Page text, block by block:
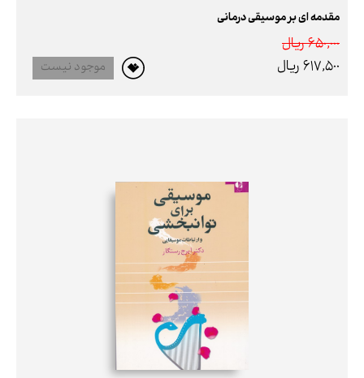
مقدمه ای بر موسیقی درمانی
650,000 ريال
617,500 ريال
موجود نیست